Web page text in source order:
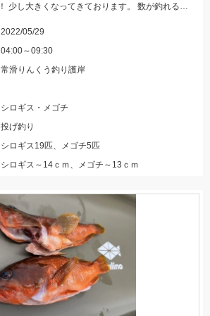
またまた行って来ました！ 少し大きくなってきております。 数が釣れるので楽しいですよ！
2022/05/29
04:00～09:30
常滑りんくう釣り護岸
シロギス・メゴチ
投げ釣り
シロギス19匹、メゴチ5匹
シロギス～14ｃｍ、メゴチ～13ｃｍ